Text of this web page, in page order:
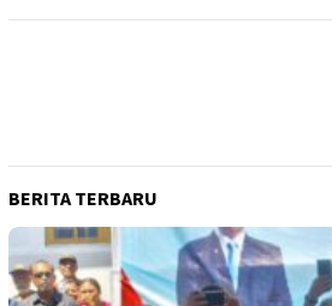
BERITA TERBARU